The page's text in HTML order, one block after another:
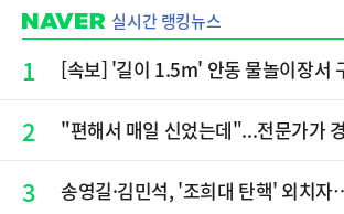
실시간 랭킹뉴스
1 [속보] '길이 1.5m' 안동 물놀이장서
2 "편해서 매일 신었는데"...전문가가
3 송영길·김민석, '조희대 탄핵' 외치